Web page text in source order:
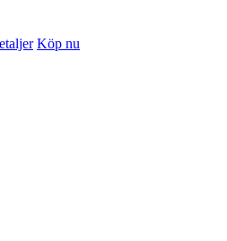
Köp nu